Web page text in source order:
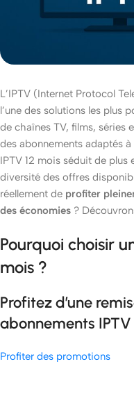
L’IPTV (Internet Protocol
l’une des solutions les plus
de chaînes TV, films, séries
des abonnements adaptés
IPTV 12 mois séduit de plus
diversité des offres
réellement de profiter
des économies ?
Pourquoi choisir
mois ?
Profitez d’une
abonnements IPTV
Profiter des promotions